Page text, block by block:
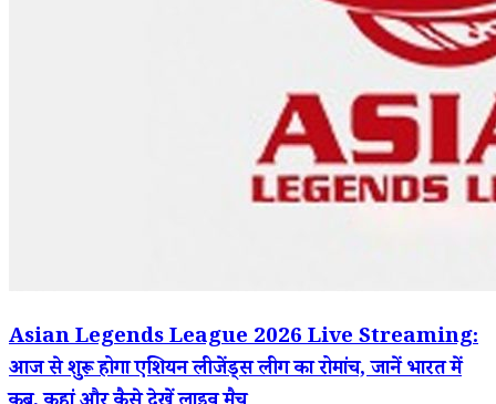
Asian Legends League 2026 Live Streaming:
आज से शुरू होगा एशियन लीजेंड्स लीग का रोमांच, जानें भारत में